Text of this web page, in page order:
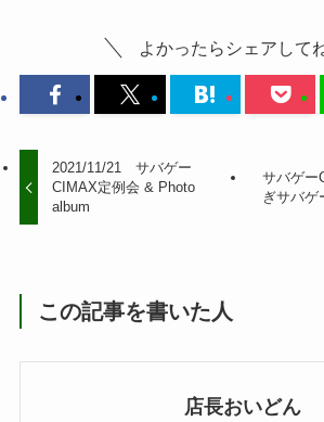
よかったらシェアして
2021/11/21 サバゲー
CIMAX定例会 & Photo
album
サバゲー
ぎサバゲ
この記事を書いた人
店長おいどん